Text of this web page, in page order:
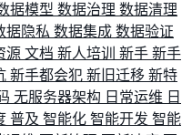
据模型 数据治理 数据清理
据隐私 数据集成 数据验证
源 文档 新人培训 新手 新手
新手都会犯 新旧迁移 新特
无服务器架构 日常运维 日
普及 智能化 智能开发 智能